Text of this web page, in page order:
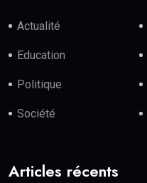
Actualité
Education
Politique
Société
Articles récents